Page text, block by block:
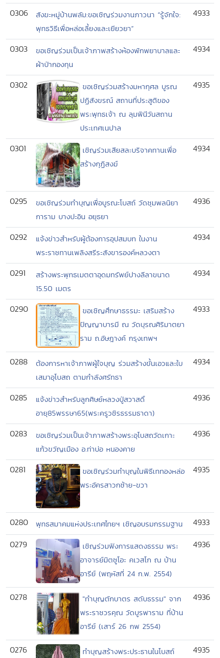
0306
สังฆะหมู่บ้านพลัม:ขอเชิญร่วมงานภาวนา “รู้จักใจ:
พุทธวิธีเพื่อหล่อเลี้ยงและเยียวยา”
4933
0303
ขอเชิญร่วมเป็นเจ้าภาพสร้างห้องพักพยาบาลและ
ผ้าป่ากองทุน
4934
0302
ขอเชิญร่วมสร้างมหากุศล บูรณ
ปฏิสังขรณ์ สถานที่ประสูติของ
พระพุทธเจ้า ณ ลุมพินีวันสถาน
ประเทศเนปาล
4935
0301
เชิญร่วมเสียสละบริจาคทานเพื่อ
สร้างกุฏิสงฆ์
4934
0295
ขอเชิญร่วมทำบุญเพื่อบูรณะโบสถ์ วัดชุมพลนิยา
การาม บางปะอิน อยุธยา
4936
0292
แจ้งข่าวสำหรับผู้ต้องการอุปสมบท ในงาน
พระราชทานเพลิงสรีระสังขารองค์หลวงตา
4934
0291
สร้างพระพุทธเมตตาอุดมทรัพย์ปางลีลาขนาด
15.50 เมตร
4934
0290
ขอเชิญศึกษาธรรมะ เสริมสร้าง
ปัญญาบารมี ณ วัดบุรณศิริมาตยา
ราม ถ.อัษฎางค์ กรุงเทพฯ
4933
0288
ต้องการหาเจ้าภาพผู้ใจบุญ ร่วมสร้างขั้นเอวและใบ
เสมาอุโบสถ ตามกำลังศรัทธา
4934
0285
แจ้งข่าวสำหรับลูกศิษย์หลวงปู่สวาสดิ์
อายุ85พรรษา65(พระครูวชิรธรรมธาดา)
4936
0283
ขอเชิญร่วมเป็นเจ้าภาพสร้างพระอุโบสถวัดเกาะ
แก้วขวัญเมือง อ.ท่าบ่อ หนองคาย
4936
0281
ขอเชิญร่วมทำบุญในพิธีเททองหล่อ
พระอัครสาวกซ้าย-ขวา
4935
0280 พุทธสมาคมแห่งประเทศไทยฯ เชิญอบรมกรรมฐาน
4933
0279
เชิญร่วมฟังการแสดงธรรม พระ
อาจารย์มิตซูโอะ คเวสโก ณ บ้าน
อารีย์ (พฤหัสที่ 24 ก.พ. 2554)
4936
0278
"ทำบุญตักบาตร สดับธรรม" จาก
พระราชวรคุณ วัดบูรพาราม ที่บ้าน
อารีย์ (เสาร์ 26 กพ 2554)
4936
0276 ทำบุญสร้างพระประธานในโบสถ์ 4935